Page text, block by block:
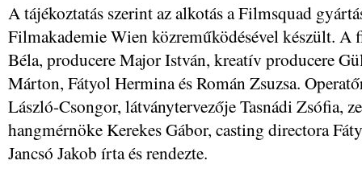
A tájékoztatás szerint az alkotás a Filmsquad
Filmakademie Wien közreműködésével készült. A
Béla, producere Major István, kreatív producere
Márton, Fátyol Hermina és Román Zsuzsa.
László-Csongor, látványtervezője Tasnádi Zsófia,
hangmérnöke Kerekes Gábor, casting directora
Jancsó Jakob írta és rendezte.